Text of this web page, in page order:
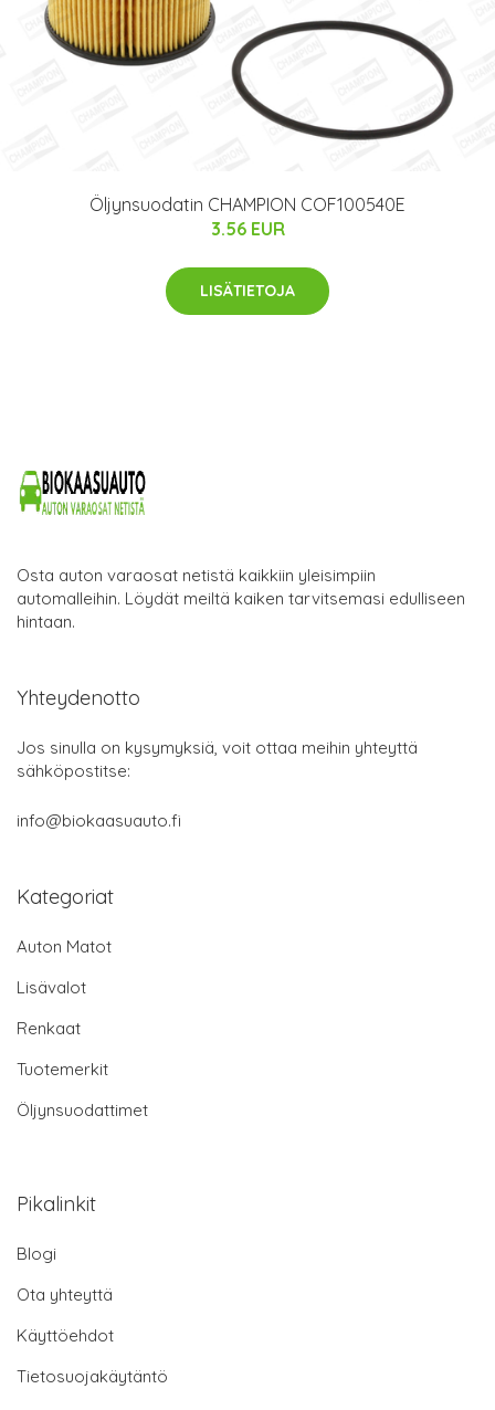
Öljynsuodatin CHAMPION COF100540E
3.56 EUR
LISÄTIETOJA
Osta auton varaosat netistä kaikkiin yleisimpiin
automalleihin. Löydät meiltä kaiken tarvitsemasi edulliseen
hintaan.
Yhteydenotto
Jos sinulla on kysymyksiä, voit ottaa meihin yhteyttä
sähköpostitse:
info@biokaasuauto.fi
Kategoriat
Auton Matot
Lisävalot
Renkaat
Tuotemerkit
Öljynsuodattimet
Pikalinkit
Blogi
Ota yhteyttä
Käyttöehdot
Tietosuojakäytäntö